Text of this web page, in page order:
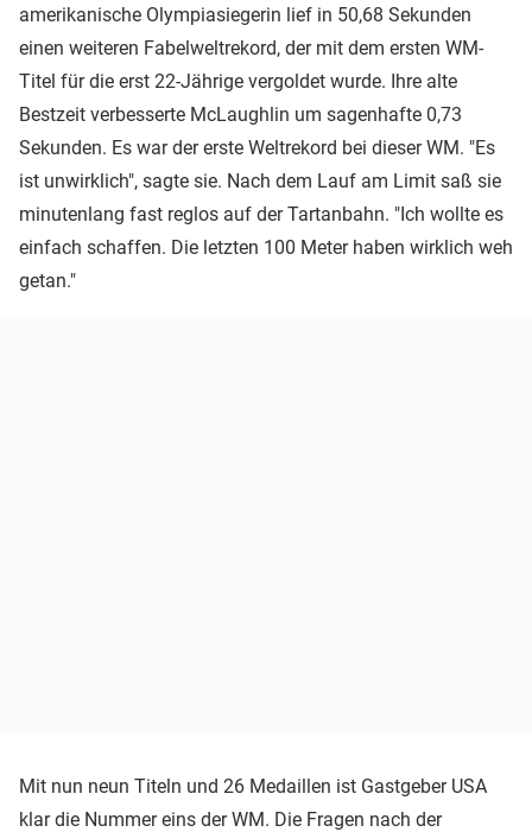
amerikanische Olympiasiegerin lief in 50,68 Sekunden
einen weiteren Fabelweltrekord, der mit dem ersten WM-
Titel für die erst 22-Jährige vergoldet wurde. Ihre alte
Bestzeit verbesserte McLaughlin um sagenhafte 0,73
Sekunden. Es war der erste Weltrekord bei dieser WM. "Es
ist unwirklich", sagte sie. Nach dem Lauf am Limit saß sie
minutenlang fast reglos auf der Tartanbahn. "Ich wollte es
einfach schaffen. Die letzten 100 Meter haben wirklich weh
getan."
Mit nun neun Titeln und 26 Medaillen ist Gastgeber USA
klar die Nummer eins der WM. Die Fragen nach der